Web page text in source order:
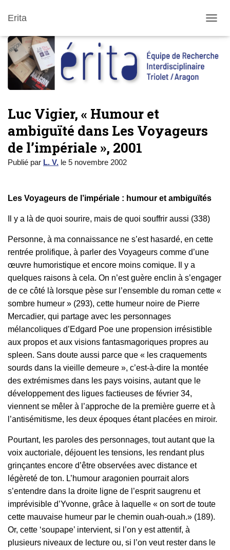
Erita
Luc Vigier, « Humour et
ambiguïté dans Les Voyageurs
de l’impériale », 2001
Publié par L. V. le 5 novembre 2002
Les Voyageurs de l’impériale : humour et ambiguïtés
Il y a là de quoi sourire, mais de quoi souffrir aussi (338)
Personne, à ma connaissance ne s’est hasardé, en cette
rentrée prolifique, à parler des Voyageurs comme d’une
œuvre humoristique et encore moins comique. Il y a
quelques raisons à cela. On n’est guère enclin à s’engager
de ce côté là lorsque pèse sur l’ensemble du roman cette «
sombre humeur » (293), cette humeur noire de Pierre
Mercadier, qui partage avec les personnages
mélancoliques d’Edgard Poe une propension irrésistible
aux propos et aux visions fantasmagoriques propres au
spleen. Sans doute aussi parce que « les craquements
sourds dans la vieille demeure », c’est-à-dire la montée
des extrémismes dans les pays voisins, autant que le
développement des ligues factieuses de février 34,
viennent se mêler à l’approche de la première guerre et à
l’antisémitisme, les deux époques étant placées en miroir.
Pourtant, les paroles des personnages, tout autant que la
voix auctoriale, déjouent les tensions, les rendant plus
grinçantes encore d’être observées avec distance et
légèreté de ton. L’humour aragonien pourrait alors
s’entendre dans la droite ligne de l’esprit saugrenu et
imprévisible d’Yvonne, grâce à laquelle « on sort de toute
cette mauvaise humeur par le chemin ouah-ouah.» (189).
Or, cette ‘soupape’ intervient, si l’on y est attentif, à
plusieurs niveaux de lecture ou, si l’on veut rester dans le